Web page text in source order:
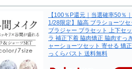
【100％P還元｜当選確率50％
1/28限定】脇高 ブラショーツセ
ブラジャー ブラセット 上下セ
ラ 補正下着 脇肉矯正 脇肉すっ
ャーショーツセット 寄せる 矯
っくらバスト 送料無料